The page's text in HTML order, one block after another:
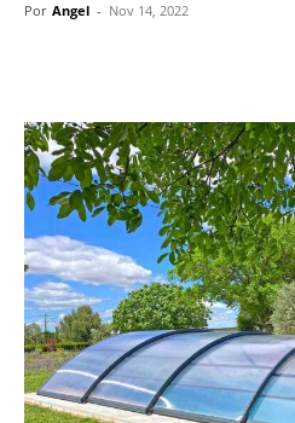
Por Angel - Nov 14, 2022